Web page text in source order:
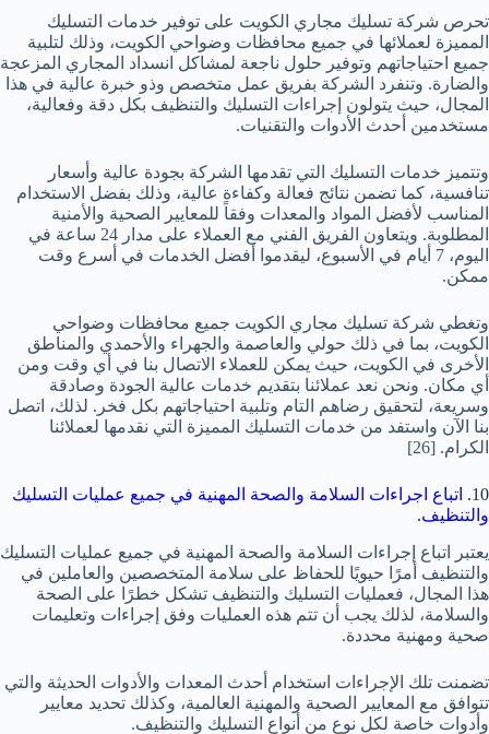
تحرص شركة تسليك مجاري الكويت على توفير خدمات التسليك
المميزة لعملائها في جميع محافظات وضواحي الكويت، وذلك لتلبية
جميع احتياجاتهم وتوفير حلول ناجعة لمشاكل انسداد المجاري المزعجة
والضارة. وتنفرد الشركة بفريق عمل متخصص وذو خبرة عالية في هذا
المجال، حيث يتولون إجراءات التسليك والتنظيف بكل دقة وفعالية،
مستخدمين أحدث الأدوات والتقنيات.
وتتميز خدمات التسليك التي تقدمها الشركة بجودة عالية وأسعار
تنافسية، كما تضمن نتائج فعالة وكفاءة عالية، وذلك بفضل الاستخدام
المناسب لأفضل المواد والمعدات وفقاً للمعايير الصحية والأمنية
المطلوبة. ويتعاون الفريق الفني مع العملاء على مدار 24 ساعة في
اليوم، 7 أيام في الأسبوع، ليقدموا أفضل الخدمات في أسرع وقت
ممكن.
وتغطي شركة تسليك مجاري الكويت جميع محافظات وضواحي
الكويت، بما في ذلك حولي والعاصمة والجهراء والأحمدي والمناطق
الأخرى في الكويت، حيث يمكن للعملاء الاتصال بنا في أي وقت ومن
أي مكان. ونحن نعد عملائنا بتقديم خدمات عالية الجودة وصادقة
وسريعة، لتحقيق رضاهم التام وتلبية احتياجاتهم بكل فخر. لذلك، اتصل
بنا الآن واستفد من خدمات التسليك المميزة التي نقدمها لعملائنا
الكرام. [26]
10.
اتباع اجراءات السلامة والصحة المهنية في جميع عمليات التسليك
والتنظيف.
يعتبر اتباع إجراءات السلامة والصحة المهنية في جميع عمليات التسليك
والتنظيف أمرًا حيويًا للحفاظ على سلامة المتخصصين والعاملين في
هذا المجال، فعمليات التسليك والتنظيف تشكل خطرًا على الصحة
والسلامة، لذلك يجب أن تتم هذه العمليات وفق إجراءات وتعليمات
صحية ومهنية محددة.
تضمنت تلك الإجراءات استخدام أحدث المعدات والأدوات الحديثة والتي
تتوافق مع المعايير الصحية والمهنية العالمية، وكذلك تحديد معايير
وأدوات خاصة لكل نوع من أنواع التسليك والتنظيف.